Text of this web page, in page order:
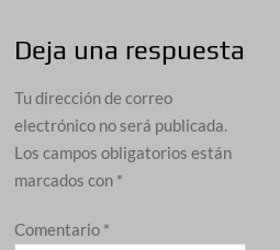
Deja una respuesta
Tu dirección de correo
electrónico no será publicada.
Los campos obligatorios están
marcados con *
Comentario *